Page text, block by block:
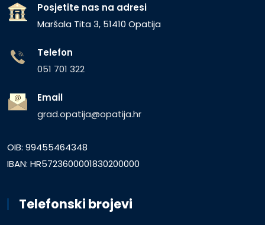
Posjetite nas na adresi
Maršala Tita 3, 51410 Opatija
Telefon
051 701 322
Email
grad.opatija@opatija.hr
OIB: 99455464348
IBAN: HR5723600001830200000
Telefonski brojevi